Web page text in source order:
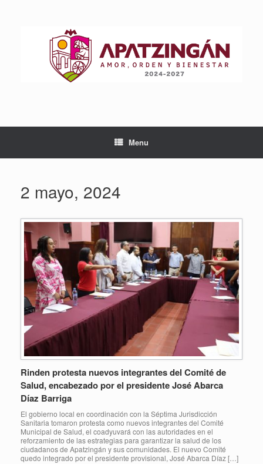
Menu
2 mayo, 2024
Rinden protesta nuevos integrantes del Comité de
Salud, encabezado por el presidente José Abarca
Díaz Barriga
El gobierno local en coordinación con la Séptima Jurisdicción
Sanitaria tomaron protesta como nuevos integrantes del Comité
Municipal de Salud, el coadyuvará con las autoridades en el
reforzamiento de las estrategias para garantizar la salud de los
ciudadanos de Apatzingán y sus comunidades. El nuevo Comité
quedo integrado por el presidente provisional, José Abarca Díaz […]